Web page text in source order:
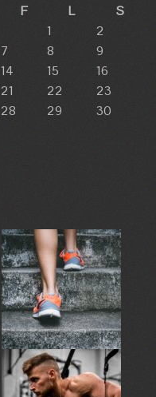
F L
S
1
2
7 8
9
14 15
16
21 22
23
28 29
30